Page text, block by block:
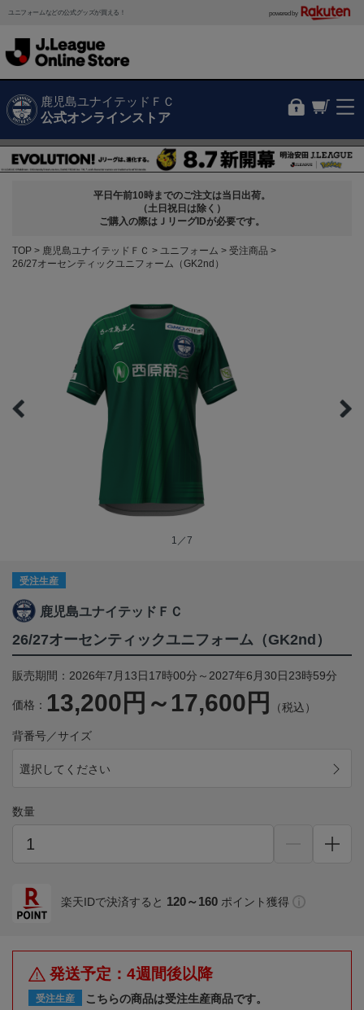
ユニフォームなどの公式グッズが買える！ powered by
鹿児島ユナイテッドＦＣ
公式オンラインストア
平日午前10時までのご注文は当日出荷。
（土日祝日は除く）
ご購入の際はＪリーグIDが必要です。
TOP 鹿児島ユナイテッドＦＣ ユニフォーム
受注商品
26/27オーセンティックユニフォーム（GK2nd）
1／7
受注生産
鹿児島ユナイテッドＦＣ
26/27オーセンティックユニフォーム（GK2nd）
販売期間：2026年7月13日17時00分～2027年6月30日23時59分
価格： 13,200円～17,600円 （税込）
背番号／サイズ
選択してください
数量
楽天IDで決済すると 120～160 ポイント獲得
発送予定：4週間後以降
受注生産
こちらの商品は受注生産商品です。